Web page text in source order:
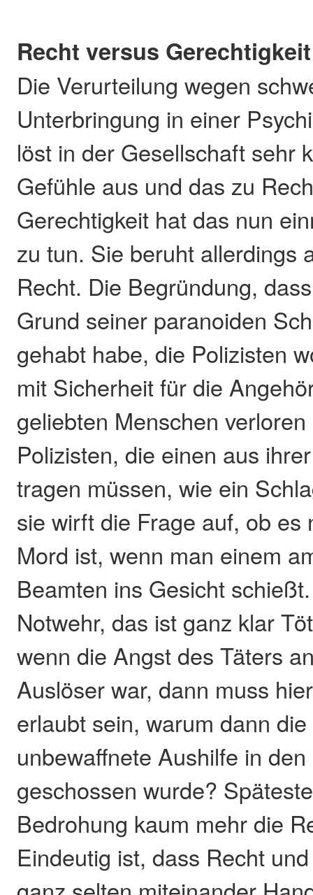
Recht versus Gerechtigkeit
Die Verurteilung wegen
Unterbringung in einer
löst in der Gesellschaft sehr
Gefühle aus und das zu
Gerechtigkeit hat das nun
zu tun. Sie beruht allerdings
Recht. Die Begründung,
Grund seiner paranoiden
gehabt habe, die Polizisten
mit Sicherheit für die
geliebten Menschen
Polizisten, die einen aus
tragen müssen, wie ein
sie wirft die Frage auf, ob es
Mord ist, wenn man einem
Beamten ins Gesicht
Notwehr, das ist ganz klar
wenn die Angst des Täters
Auslöser war, dann muss
erlaubt sein, warum dann
unbewaffnete Aushilfe in
geschossen wurde?
Bedrohung kaum mehr die
Eindeutig ist, dass Recht